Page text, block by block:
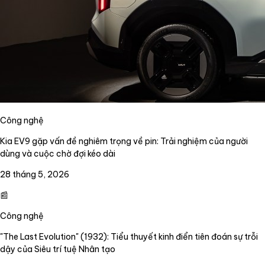
Công nghệ
Kia EV9 gặp vấn đề nghiêm trọng về pin: Trải nghiệm của người
dùng và cuộc chờ đợi kéo dài
28 tháng 5, 2026
📰
Công nghệ
"The Last Evolution" (1932): Tiểu thuyết kinh điển tiên đoán sự trỗi
dậy của Siêu trí tuệ Nhân tạo